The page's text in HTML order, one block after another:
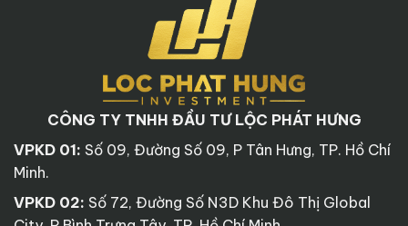
Logo chủ đầu tư Lê Phong
Trong quá trình hình thành và phát triển, với tiêu chí
hoạt động xuyên suốt “Uy Tín – Hiệu Quả – Chất
CÔNG TY TNHH ĐẦU TƯ LỘC PHÁT HƯNG
VPKD 01: Số 09, Đường Số 09, P Tân Hưng, TP. Hồ Chí
Minh.
VPKD 02: Số 72, Đường Số N3D Khu Đô Thị Global